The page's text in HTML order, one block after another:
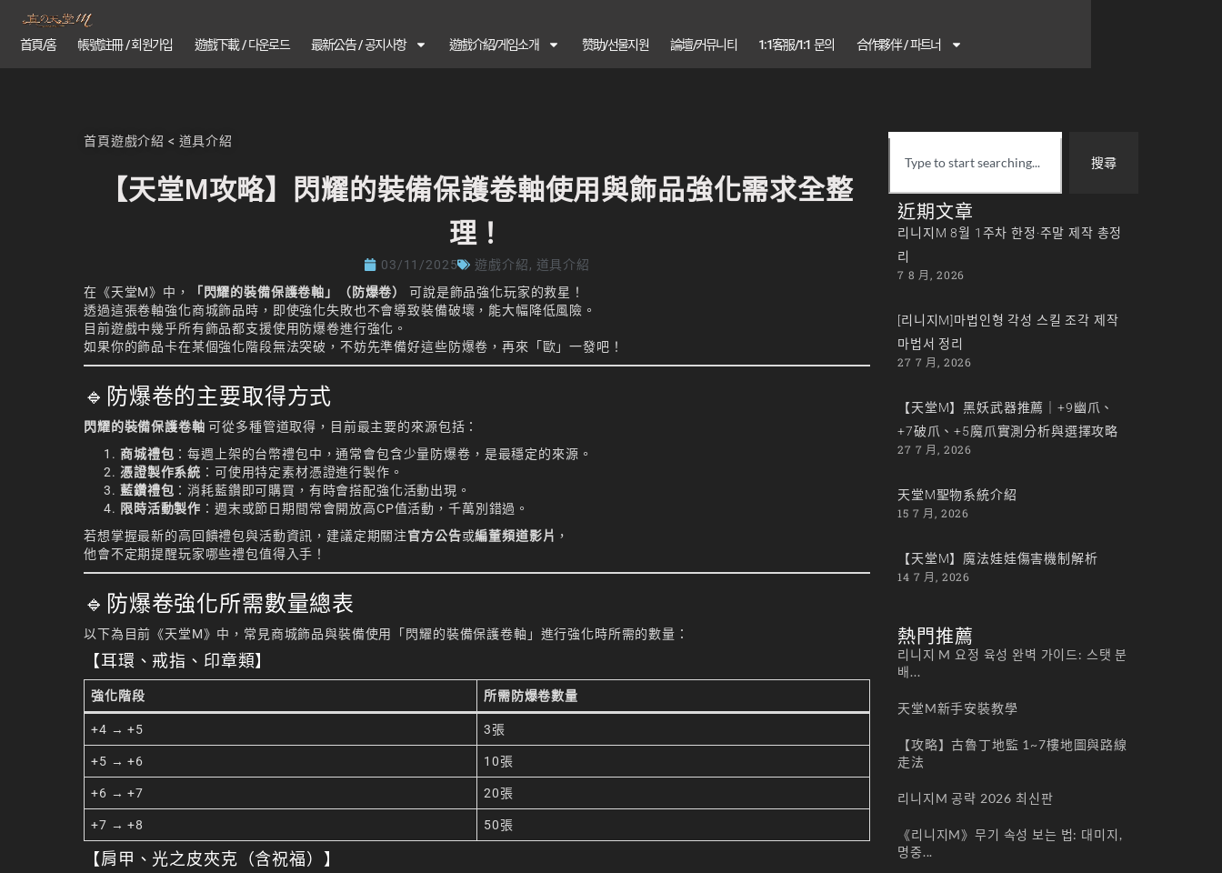
首頁/홈 帳號註冊 / 회원가입 遊戲下載 / 다운로드 最新公告 / 공지사항 遊戲介紹/게임소개 赞助/선물지원 論壇/커뮤니티 1:1客服/1:1 문의 合作夥伴 / 파트너
首頁遊戲介紹 < 道具介紹
【天堂M攻略】閃耀的裝備保護卷軸使用與飾品強化需求全整
理！
03/11/2025 遊戲介紹, 道具介紹
在《天堂M》中，
「閃耀的裝備保護卷軸」（防爆卷）
可說是飾品強化玩家的救星！
透過這張卷軸強化商城飾品時，即使強化失敗也不會導致裝備破壞，能大幅降低風險。
目前遊戲中幾乎所有飾品都支援使用防爆卷進行強化。
如果你的飾品卡在某個強化階段無法突破，不妨先準備好這些防爆卷，再來「歐」一發吧！
🔹防爆卷的主要取得方式
閃耀的裝備保護卷軸 可從多種管道取得，目前最主要的來源包括：
商城禮包 ：每週上架的台幣禮包中，通常會包含少量防爆卷，是最穩定的來源。
憑證製作系統 ：可使用特定素材憑證進行製作。
藍鑽禮包 ：消耗藍鑽即可購買，有時會搭配強化活動出現。
限時活動製作 ：週末或節日期間常會開放高CP值活動，千萬別錯過。
若想掌握最新的高回饋禮包與活動資訊，建議定期關注官方公告或編董頻道影片 ，
他會不定期提醒玩家哪些禮包值得入手！
🔹防爆卷強化所需數量總表
以下為目前《天堂M》中，常見商城飾品與裝備使用「閃耀的裝備保護卷軸」進行強化時所需的數量：
【耳環、戒指、印章類】
強化階段 所需防爆卷數量
+4 → +5 3張
+5 → +6 10張
+6 → +7 20張
+7 → +8 50張
【肩甲、光之皮夾克（含祝福）】
搜尋
近期文章
리니지M 8월 1주차 한정·주말 제작 총정
리
7 8 月, 2026
[리니지M]마법인형 각성 스킬 조각 제작
마법서 정리
27 7 月, 2026
【天堂M】黑妖武器推薦｜+9幽爪、
+7破爪、+5魔爪實測分析與選擇攻略
27 7 月, 2026
天堂M聖物系統介紹
15 7 月, 2026
【天堂M】魔法娃娃傷害機制解析
14 7 月, 2026
熱門推薦
리니지 M 요정 육성 완벽 가이드: 스탯 분
배...
天堂M新手安裝教學
【攻略】古魯丁地監 1~7樓地圖與路線
走法
리니지M 공략 2026 최신판
《리니지M》무기 속성 보는 법: 대미지,
명중...